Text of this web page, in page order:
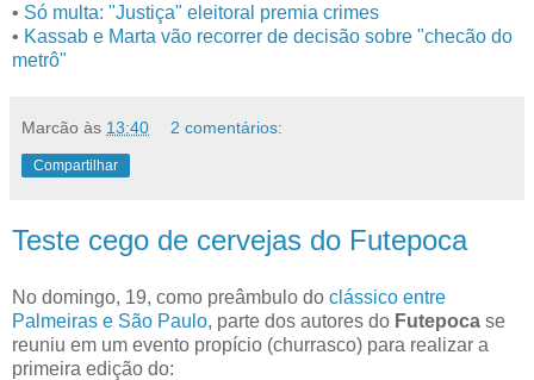
• Só multa: "Justiça" eleitoral premia crimes
• Kassab e Marta vão recorrer de decisão sobre "checão do
metrô"
Marcão às 13:40 2 comentários:
Compartilhar
Teste cego de cervejas do Futepoca
No domingo, 19, como preâmbulo do clássico entre
Palmeiras e São Paulo, parte dos autores do Futepoca se
reuniu em um evento propício (churrasco) para realizar a
primeira edição do: